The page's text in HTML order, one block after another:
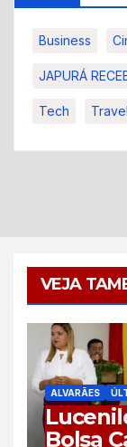
Business
JAPURÁ
Tech Travel
VEJA
ALVARÃES
Bolsa